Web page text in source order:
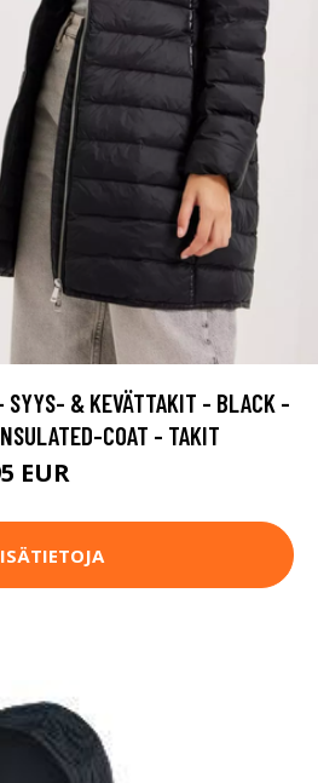
SYYS- & KEVÄTTAKIT - BLACK -
COAT - TAKIT
EUR